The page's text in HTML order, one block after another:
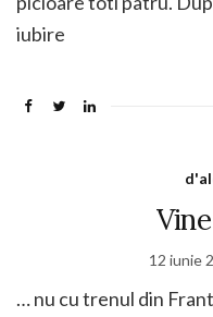
iubire
12 iunie
… nu cu trenul din